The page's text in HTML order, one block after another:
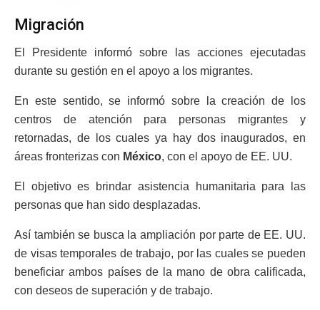
Migración
El Presidente informó sobre las acciones ejecutadas
durante su gestión en el apoyo a los migrantes.
En este sentido, se informó sobre la creación de los
centros de atención para personas migrantes y
retornadas, de los cuales ya hay dos inaugurados, en
áreas fronterizas con México, con el apoyo de EE. UU.
El objetivo es brindar asistencia humanitaria para las
personas que han sido desplazadas.
Así también se busca la ampliación por parte de EE. UU.
de visas temporales de trabajo, por las cuales se pueden
beneficiar ambos países de la mano de obra calificada,
con deseos de superación y de trabajo.